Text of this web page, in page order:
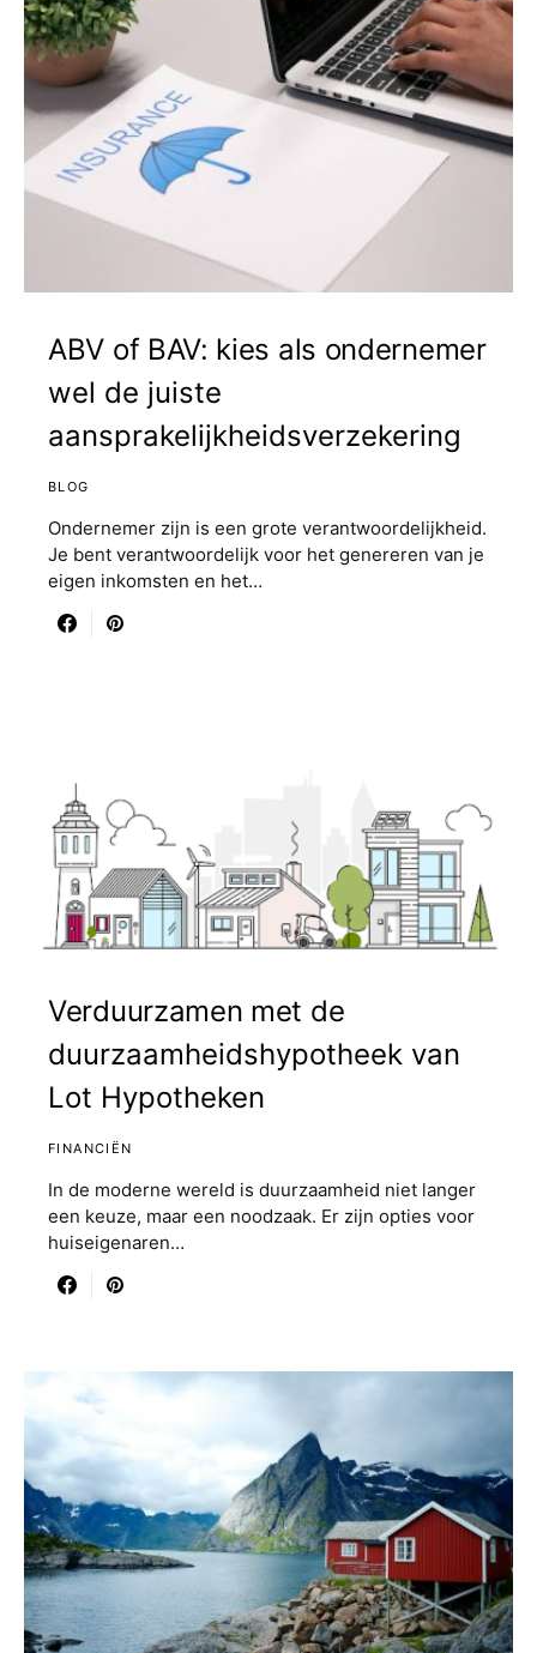
ABV of BAV: kies als ondernemer
wel de juiste
aansprakelijkheidsverzekering
BLOG
Ondernemer zijn is een grote verantwoordelijkheid.
Je bent verantwoordelijk voor het genereren van je
eigen inkomsten en het…
Verduurzamen met de
duurzaamheidshypotheek van
Lot Hypotheken
FINANCIËN
In de moderne wereld is duurzaamheid niet langer
een keuze, maar een noodzaak. Er zijn opties voor
huiseigenaren…